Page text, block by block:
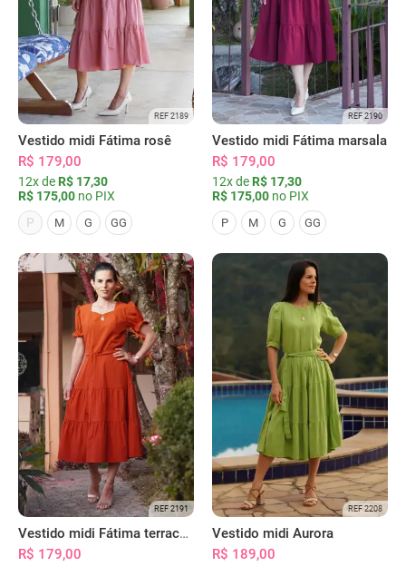
REF 2189
Vestido midi Fátima rosê
R$ 179,00
12x de R$ 17,30
R$ 175,00 no PIX
P
M G GG
REF 2190
Vestido midi Fátima marsala
R$ 179,00
12x de R$ 17,30
R$ 175,00 no PIX
P M G GG
REF 2191
Vestido midi Fátima terracota
R$ 179,00
REF 2208
Vestido midi Aurora
R$ 189,00